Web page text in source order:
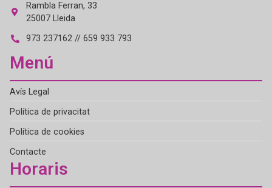
Rambla Ferran, 33
25007 Lleida
973 237162 // 659 933 793
Menú
Avís Legal
Política de privacitat
Política de cookies
Contacte
Horaris